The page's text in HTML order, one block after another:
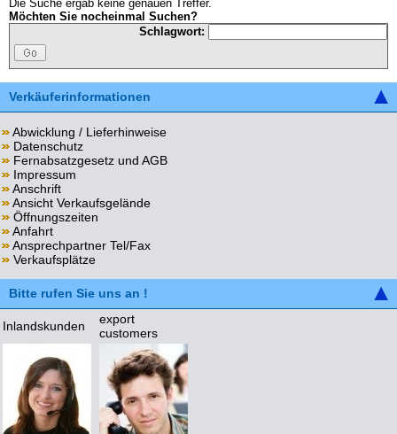
Die Suche ergab keine genauen Treffer.
Möchten Sie nocheinmal Suchen?
Schlagwort:
Verkäuferinformationen
Abwicklung / Lieferhinweise
Datenschutz
Fernabsatzgesetz und AGB
Impressum
Anschrift
Ansicht Verkaufsgelände
Öffnungszeiten
Anfahrt
Ansprechpartner Tel/Fax
Verkaufsplätze
Bitte rufen Sie uns an !
Inlandskunden
export
customers